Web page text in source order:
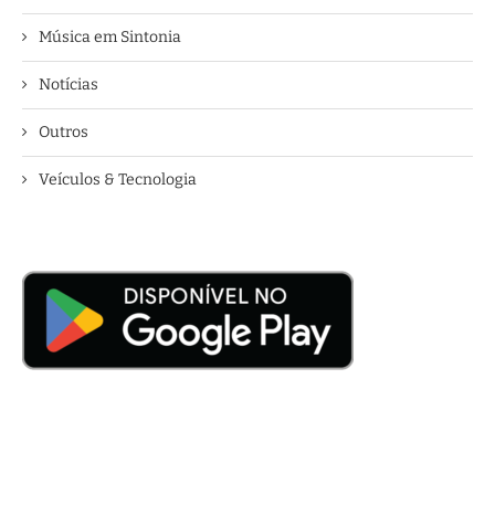
Música em Sintonia
Notícias
Outros
Veículos & Tecnologia